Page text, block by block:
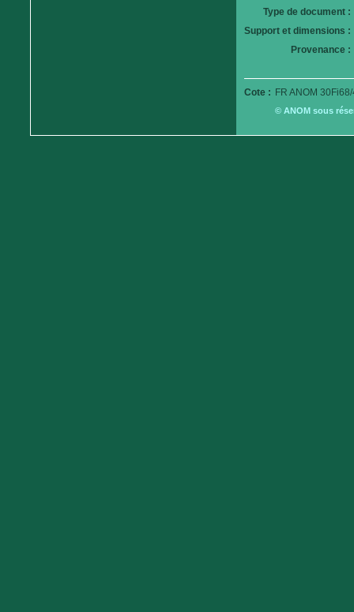
Type de document :
Support et dimensions :
Provenance :
Cote : FR ANOM
© ANOM sous